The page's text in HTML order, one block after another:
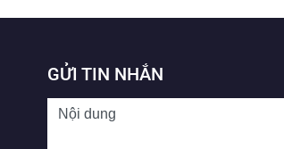
GỬI TIN NHẮN